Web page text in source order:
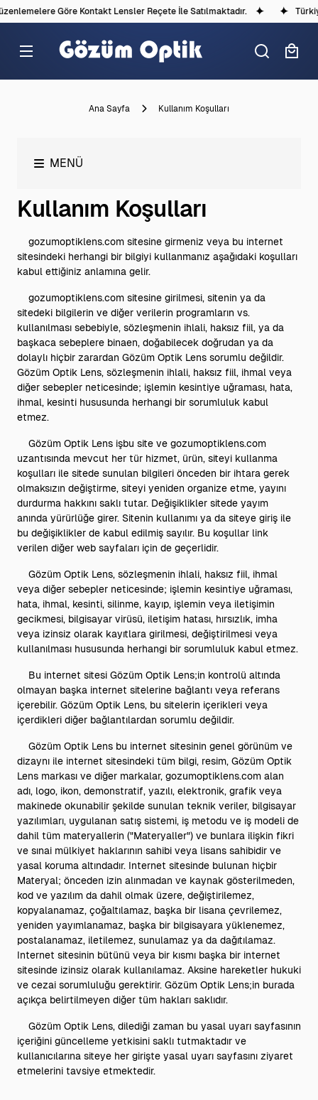
Göre Kontakt Lensler Reçete İle Satılmaktadır.
Ana Sayfa Kullanım Koşulları
MENÜ
Kullanım Koşulları
gozumoptiklens.com sitesine girmeniz veya bu internet
sitesindeki herhangi bir bilgiyi kullanmanız aşağıdaki koşulları
kabul ettiğiniz anlamına gelir.
gozumoptiklens.com sitesine girilmesi, sitenin ya da
sitedeki bilgilerin ve diğer verilerin programların vs.
kullanılması sebebiyle, sözleşmenin ihlali, haksız fiil, ya da
başkaca sebeplere binaen, doğabilecek doğrudan ya da
dolaylı hiçbir zarardan Gözüm Optik Lens sorumlu değildir.
Gözüm Optik Lens, sözleşmenin ihlali, haksız fiil, ihmal veya
diğer sebepler neticesinde; işlemin kesintiye uğraması, hata,
ihmal, kesinti hususunda herhangi bir sorumluluk kabul
etmez.
Gözüm Optik Lens işbu site ve gozumoptiklens.com
uzantısında mevcut her tür hizmet, ürün, siteyi kullanma
koşulları ile sitede sunulan bilgileri önceden bir ihtara gerek
olmaksızın değiştirme, siteyi yeniden organize etme, yayını
durdurma hakkını saklı tutar. Değişiklikler sitede yayım
anında yürürlüğe girer. Sitenin kullanımı ya da siteye giriş ile
bu değişiklikler de kabul edilmiş sayılır. Bu koşullar link
verilen diğer web sayfaları için de geçerlidir.
Gözüm Optik Lens, sözleşmenin ihlali, haksız fiil, ihmal
veya diğer sebepler neticesinde; işlemin kesintiye uğraması,
hata, ihmal, kesinti, silinme, kayıp, işlemin veya iletişimin
gecikmesi, bilgisayar virüsü, iletişim hatası, hırsızlık, imha
veya izinsiz olarak kayıtlara girilmesi, değiştirilmesi veya
kullanılması hususunda herhangi bir sorumluluk kabul etmez.
Bu internet sitesi Gözüm Optik Lens;in kontrolü altında
olmayan başka internet sitelerine bağlantı veya referans
içerebilir. Gözüm Optik Lens, bu sitelerin içerikleri veya
içerdikleri diğer bağlantılardan sorumlu değildir.
Gözüm Optik Lens bu internet sitesinin genel görünüm ve
dizaynı ile internet sitesindeki tüm bilgi, resim, Gözüm Optik
Lens markası ve diğer markalar, gozumoptiklens.com alan
adı, logo, ikon, demonstratif, yazılı, elektronik, grafik veya
makinede okunabilir şekilde sunulan teknik veriler, bilgisayar
yazılımları, uygulanan satış sistemi, iş metodu ve iş modeli de
dahil tüm materyallerin ("Materyaller") ve bunlara ilişkin fikri
ve sınai mülkiyet haklarının sahibi veya lisans sahibidir ve
yasal koruma altındadır. Internet sitesinde bulunan hiçbir
Materyal; önceden izin alınmadan ve kaynak gösterilmeden,
kod ve yazılım da dahil olmak üzere, değiştirilemez,
kopyalanamaz, çoğaltılamaz, başka bir lisana çevrilemez,
yeniden yayımlanamaz, başka bir bilgisayara yüklenemez,
postalanamaz, iletilemez, sunulamaz ya da dağıtılamaz.
Internet sitesinin bütünü veya bir kısmı başka bir internet
sitesinde izinsiz olarak kullanılamaz. Aksine hareketler hukuki
ve cezai sorumluluğu gerektirir. Gözüm Optik Lens;in burada
açıkça belirtilmeyen diğer tüm hakları saklıdır.
Gözüm Optik Lens, dilediği zaman bu yasal uyarı sayfasının
içeriğini güncelleme yetkisini saklı tutmaktadır ve
kullanıcılarına siteye her girişte yasal uyarı sayfasını ziyaret
etmelerini tavsiye etmektedir.